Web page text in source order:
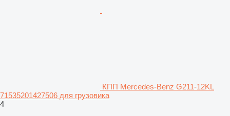
КПП Mercedes-Benz G211-12KL
71535201427506 для грузовика
4